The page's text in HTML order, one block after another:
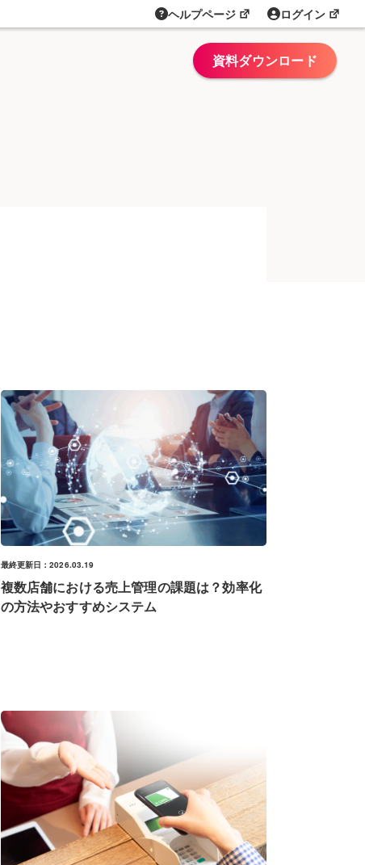
ヘルプページ ログイン
資料ダウンロード
最終更新日：2026.03.19
複数店舗における売上管理の課題は？効率化
の方法やおすすめシステム